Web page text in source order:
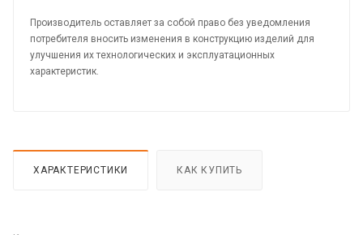
Производитель оставляет за собой право без уведомления
потребителя вносить изменения в конструкцию изделий для
улучшения их технологических и эксплуатационных
характеристик.
ХАРАКТЕРИСТИКИ КАК КУПИТЬ